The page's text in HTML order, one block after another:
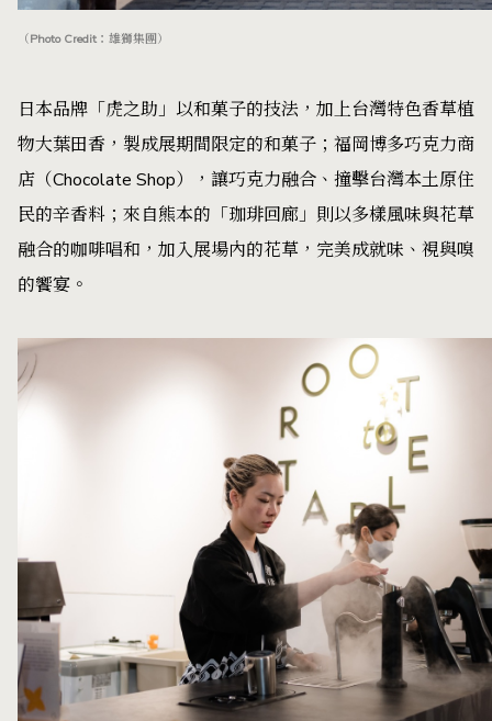
（Photo Credit：雄獅集團）
日本品牌「虎之助」以和菓子的技法，加上台灣特色香草植
物大葉田香，製成展期間限定的和菓子；福岡博多巧克力商
店（Chocolate Shop），讓巧克力融合、撞擊台灣本土原住
民的辛香料；來自熊本的「珈琲回廊」則以多樣風味與花草
融合的咖啡唱和，加入展場內的花草，完美成就味、視與嗅
的饗宴。